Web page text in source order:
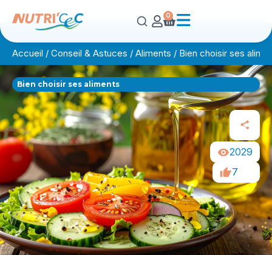
0
Accueil / Conseil & Astuces / Aliments / Bien choisir ses
Bien choisir ses aliments
2029
7